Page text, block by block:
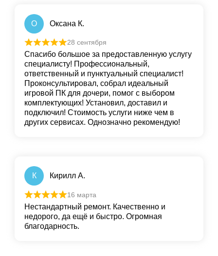
О Оксана К.
28 сентября
Спасибо большое за предоставленную услугу
специалисту! Профессиональный,
ответственный и пунктуальный специалист!
Проконсультировал, собрал идеальный
игровой ПК для дочери, помог с выбором
комплектующих! Установил, доставил и
подключил! Стоимость услуги ниже чем в
других сервисах. Однозначно рекомендую!
К Кирилл А.
16 марта
Нестандартный ремонт. Качественно и
недорого, да ещё и быстро. Огромная
благодарность.